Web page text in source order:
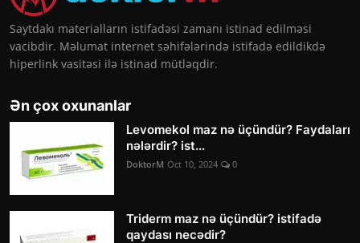
Saytdakı materialların istifadəsi zamanı istinad edilməsi
vacibdir. Məlumat internet səhifələrində istifadə edildikdə
hiperlink vasitəsi ilə istinad mütləqdir.
Ən çox oxunanlar
Levomekol maz nə üçündür? Faydaları
nələrdir? ist...
DoktorM Oct 10, 2024 0
Triderm maz nə üçündür? istifadə
qaydası necədir?